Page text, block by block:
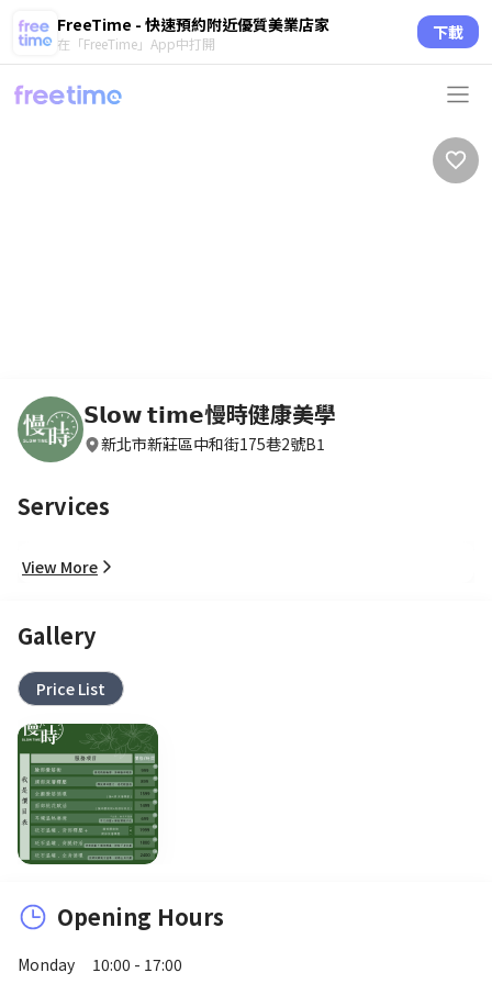
FreeTime - 快速預約附近優質美業店家
在「FreeTime」App中打開 下載
𝗦𝗹𝗼𝘄 𝘁𝗶𝗺𝗲慢時健康美學
新北市新莊區中和街175巷2號B1
Services
View More
Gallery
Price List
Opening Hours
Monday 10:00 - 17:00